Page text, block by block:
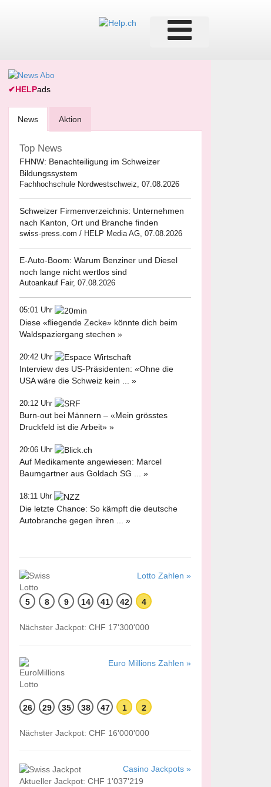
✔HELPads
News Aktion
Top News
FHNW: Benachteiligung im Schweizer
Bildungssystem
Fachhochschule Nordwestschweiz, 07.08.2026
Schweizer Firmenverzeichnis: Unternehmen
nach Kanton, Ort und Branche finden
swiss-press.com / HELP Media AG, 07.08.2026
E-Auto-Boom: Warum Benziner und Diesel
noch lange nicht wertlos sind
Autoankauf Fair, 07.08.2026
05:01 Uhr
Diese «fliegende Zecke» könnte dich beim
Waldspaziergang stechen »
20:42 Uhr
Interview des US-Präsidenten: «Ohne die
USA wäre die Schweiz kein ... »
20:12 Uhr
Burn-out bei Männern – «Mein grösstes
Druckfeld ist die Arbeit» »
20:06 Uhr
Auf Medikamente angewiesen: Marcel
Baumgartner aus Goldach SG ... »
18:11 Uhr
Die letzte Chance: So kämpft die deutsche
Autobranche gegen ihren ... »
Lotto Zahlen »
5 8 9 14 41 42 4
Nächster Jackpot: CHF 17'300'000
Euro Millions Zahlen »
26 29 35 38 47 1 2
Nächster Jackpot: CHF 16'000'000
Casino Jackpots »
Aktueller Jackpot: CHF 1'037'219